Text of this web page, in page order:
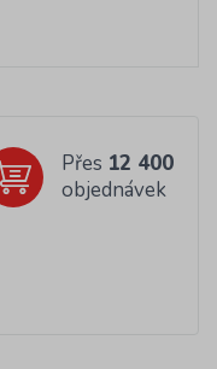
Přes 12 400
objednávek